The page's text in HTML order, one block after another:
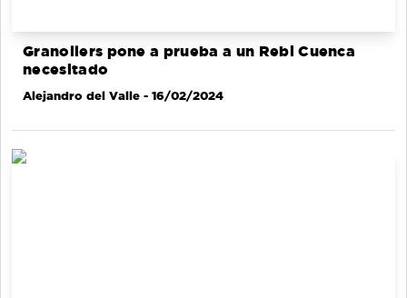
Granollers pone a prueba a un Rebi Cuenca
necesitado
Alejandro del Valle - 16/02/2024